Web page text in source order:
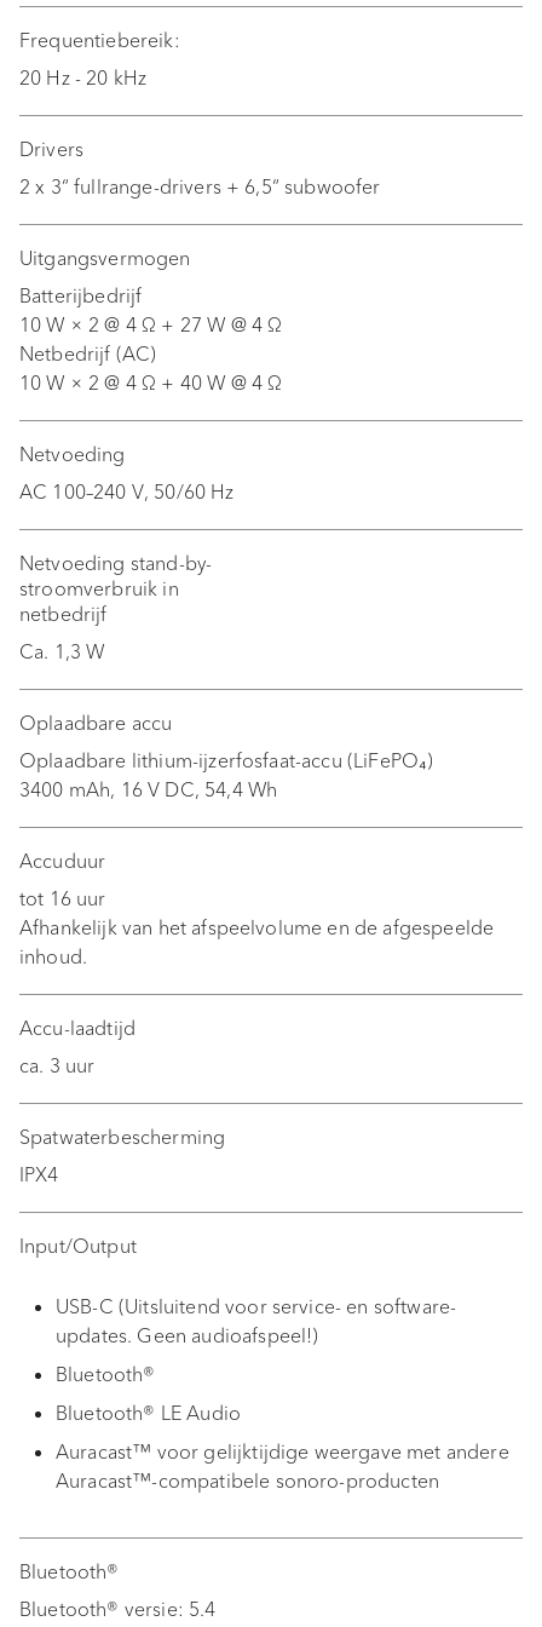
a
l
i
s
e
r
e
n
Ingebruikname
Bluetooth
EQ BOOST
sonoro VIBES-app
Diefstalbeveiliging
Reisetui
Problemen oplossen
Reiniging en onderhoud
Afvoer
Bijlage
Frequentiebereik:
20 Hz - 20 kHz
Drivers
2 x 3“ fullrange-drivers + 6,5“ subwoofer
Uitgangsvermogen
Batterijbedrijf
10 W × 2 @ 4 Ω + 27 W @ 4 Ω
Netbedrijf (AC)
10 W × 2 @ 4 Ω + 40 W @ 4 Ω
Netvoeding
AC 100–240 V, 50/60 Hz
Netvoeding stand-by-
stroomverbruik in
netbedrijf
Ca. 1,3 W
Oplaadbare accu
Oplaadbare lithium-ijzerfosfaat-accu (LiFePO₄)
3400 mAh, 16 V DC, 54,4 Wh
Accuduur
tot 16 uur
Afhankelijk van het afspeelvolume en de afgespeelde
inhoud.
Accu-laadtijd
ca. 3 uur
Spatwaterbescherming
IPX4
Input/Output
USB-C (Uitsluitend voor service- en software-
updates. Geen audioafspeel!)
Bluetooth®
Bluetooth® LE Audio
Auracast™ voor gelijktijdige weergave met andere
Auracast™-compatibele sonoro-producten
Bluetooth®
Bluetooth® versie: 5.4